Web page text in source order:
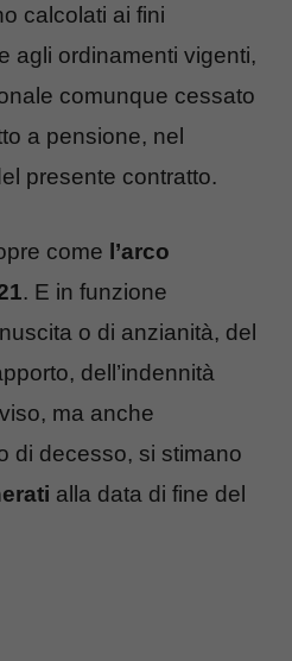
calcolati ai fini
agli ordinamenti vigenti,
comunque cessato
a pensione, nel
presente contratto.
come l’arco
. E in funzione
o di anzianità, del
dell’indennità
ma anche
di decesso, si stimano
alla data di fine del